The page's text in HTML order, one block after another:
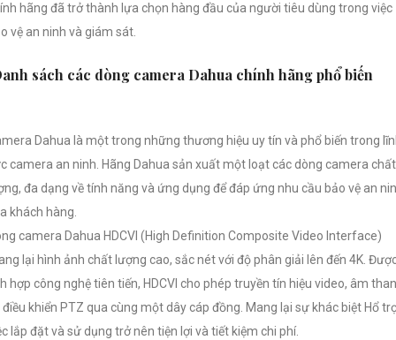
hãng đã trở thành lựa chọn hàng đầu của người tiêu dùng trong việc
vệ an ninh và giám sát.
sách các dòng camera Dahua chính hãng phổ biến
Dahua là một trong những thương hiệu uy tín và phổ biến trong
camera an ninh. Hãng Dahua sản xuất một loạt các dòng camera chất
đa dạng về tính năng và ứng dụng để đáp ứng nhu cầu bảo vệ an
khách hàng.
camera Dahua HDCVI (High Definition Composite Video Interface)
lại hình ảnh chất lượng cao, sắc nét với độ phân giải lên đến 4K.
hợp công nghệ tiên tiến, HDCVI cho phép truyền tín hiệu video, âm
điều khiển PTZ qua cùng một dây cáp đồng. Mang lại sự khác biệt Hổ
lắp đặt và sử dụng trở nên tiện lợi và tiết kiệm chi phí.